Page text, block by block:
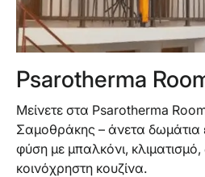
Psarotherma
Μείνετε στα Psarotherma
Σαμοθράκης – άνετα δωμάτια
φύση με μπαλκόνι,
κοινόχρηστη κουζίνα.